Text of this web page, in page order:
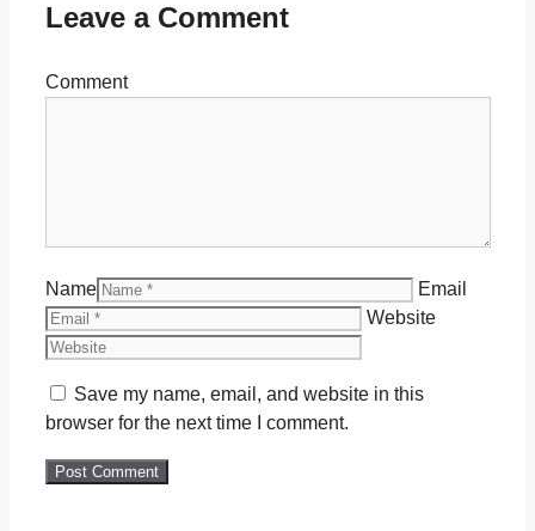
Leave a Comment
Comment
Name
Email
Website
Save my name, email, and website in this
browser for the next time I comment.